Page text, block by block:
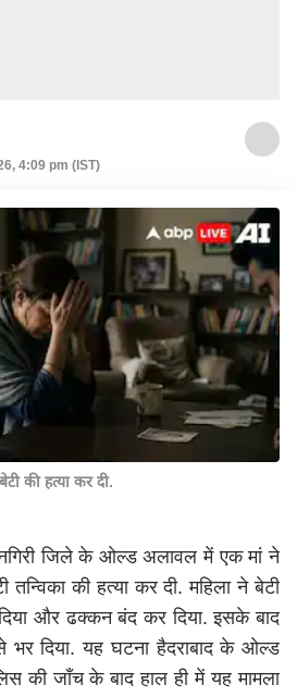
4:09 pm (IST)
की हत्या कर दी.
जिले के ओल्ड अलावल में एक मां ने
की हत्या कर दी. महिला ने बेटी
और ढक्कन बंद कर दिया. इसके बाद
भर दिया. यह घटना हैदराबाद के ओल्ड
की जाँच के बाद हाल ही में यह मामला